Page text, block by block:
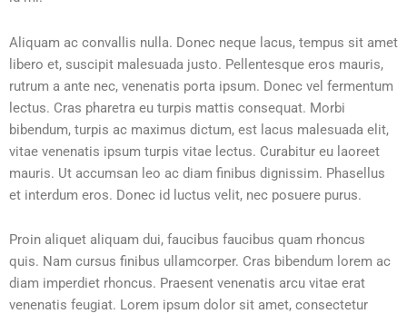
Aliquam ac convallis nulla. Donec neque lacus, tempus sit amet
libero et, suscipit malesuada justo. Pellentesque eros mauris,
rutrum a ante nec, venenatis porta ipsum. Donec vel fermentum
lectus. Cras pharetra eu turpis mattis consequat. Morbi
bibendum, turpis ac maximus dictum, est lacus malesuada elit,
vitae venenatis ipsum turpis vitae lectus. Curabitur eu laoreet
mauris. Ut accumsan leo ac diam finibus dignissim. Phasellus
et interdum eros. Donec id luctus velit, nec posuere purus.
Proin aliquet aliquam dui, faucibus faucibus quam rhoncus
quis. Nam cursus finibus ullamcorper. Cras bibendum lorem ac
diam imperdiet rhoncus. Praesent venenatis arcu vitae erat
venenatis feugiat. Lorem ipsum dolor sit amet, consectetur